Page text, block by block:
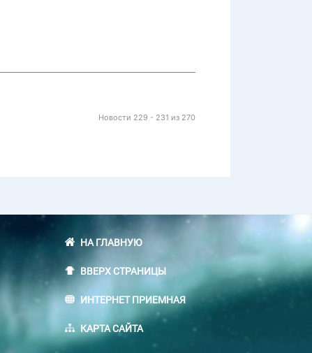
Новости 229 - 231 из 270
НА ГЛАВНУЮ
ВВЕРХ СТРАНИЦЫ
ИНТЕРНЕТ ПРИЕМНАЯ
КАРТА САЙТА